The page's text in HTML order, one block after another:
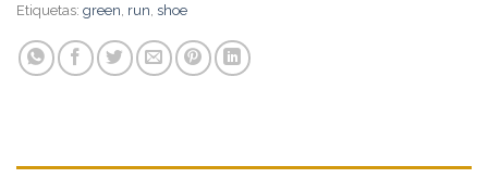
Etiquetas: green run shoe